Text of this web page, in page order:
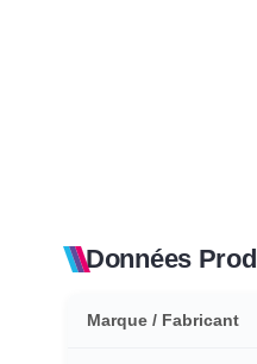
Données
Marque / Fabricant